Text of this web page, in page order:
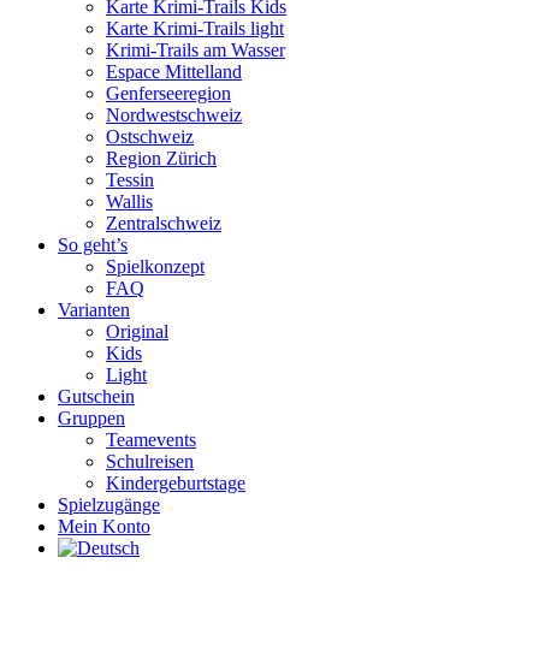
Karte Krimi-Trails Kids
Karte Krimi-Trails light
Krimi-Trails am Wasser
Espace Mittelland
Genferseeregion
Nordwestschweiz
Ostschweiz
Region Zürich
Tessin
Wallis
Zentralschweiz
So geht’s
Spielkonzept
FAQ
Varianten
Original
Kids
Light
Gutschein
Gruppen
Teamevents
Schulreisen
Kindergeburtstage
Spielzugänge
Mein Konto